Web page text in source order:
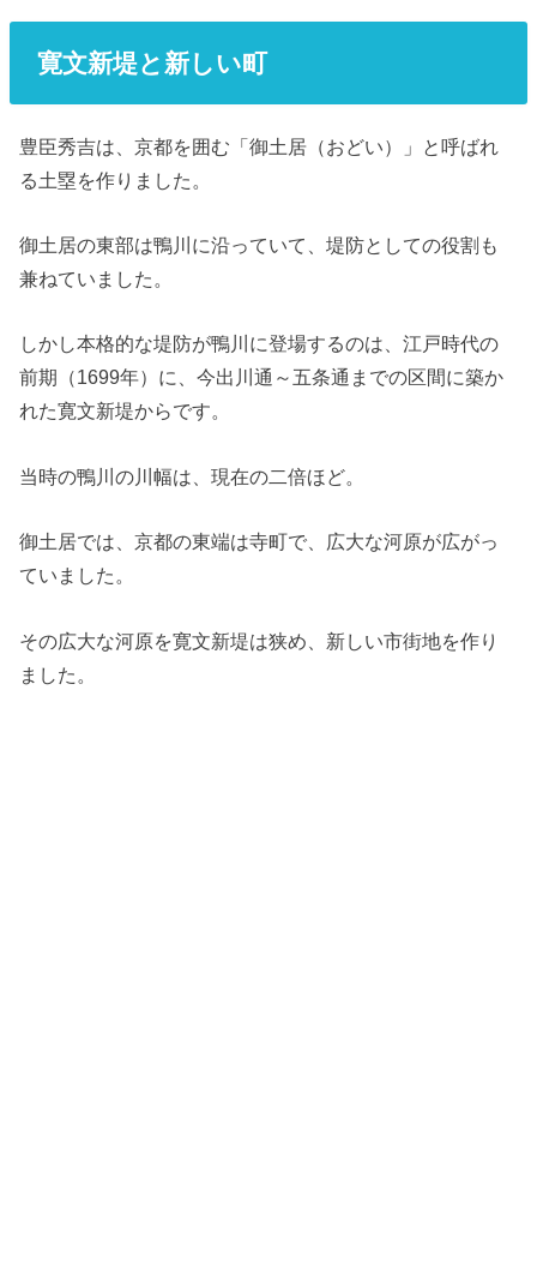
寛文新堤と新しい町
豊臣秀吉は、京都を囲む「御土居（おどい）」と呼ばれ
る土塁を作りました。
御土居の東部は鴨川に沿っていて、堤防としての役割も
兼ねていました。
しかし本格的な堤防が鴨川に登場するのは、江戸時代の
前期（1699年）に、今出川通～五条通までの区間に築か
れた寛文新堤からです。
当時の鴨川の川幅は、現在の二倍ほど。
御土居では、京都の東端は寺町で、広大な河原が広がっ
ていました。
その広大な河原を寛文新堤は狭め、新しい市街地を作り
ました。